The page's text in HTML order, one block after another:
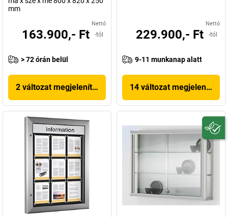
mm
Nettó
163.900,- Ft -tól
> 72 órán belül
2 változat megjelenítése
Nettó
229.900,- Ft -tól
9-11 munkanap alatt
14 változat megjelenítése